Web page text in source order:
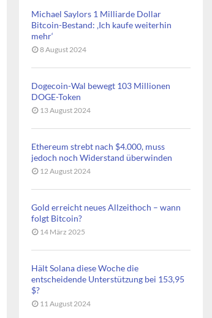
Michael Saylors 1 Milliarde Dollar
Bitcoin-Bestand: ‚Ich kaufe weiterhin
mehr‘
8 August 2024
Dogecoin-Wal bewegt 103 Millionen
DOGE-Token
13 August 2024
Ethereum strebt nach $4.000, muss
jedoch noch Widerstand überwinden
12 August 2024
Gold erreicht neues Allzeithoch – wann
folgt Bitcoin?
14 März 2025
Hält Solana diese Woche die
entscheidende Unterstützung bei 153,95
$?
11 August 2024